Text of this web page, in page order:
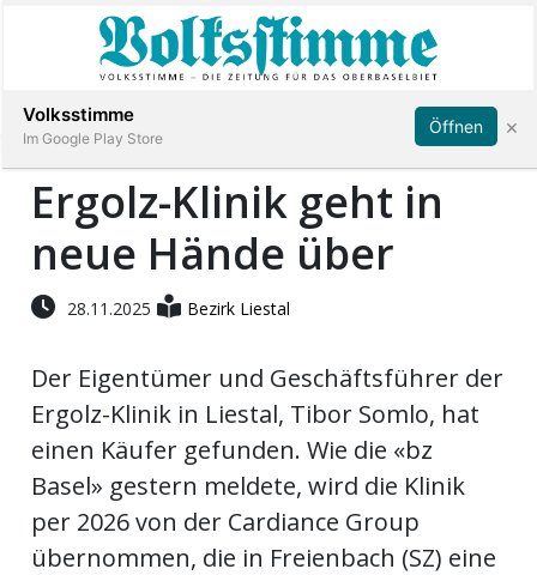
Veranstaltungen
Stellen
E-
App
Abonnieren Anmelden
Ergolz-Klinik geht in
neue Hände über
28.11.2025 Bezirk Liestal
Der Eigentümer und Geschäftsführer der
Ergolz-Klinik in Liestal, Tibor Somlo, hat
einen Käufer gefunden. Wie die «bz
Basel» gestern meldete, wird die Klinik
per 2026 von der Cardiance Group
übernommen, die in Freienbach (SZ) eine
Volksstimme
Im Google Play Store
Öffnen ×